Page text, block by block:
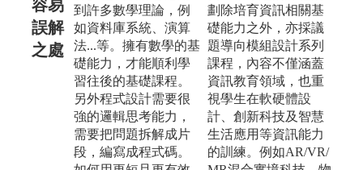
容易
誤解
之處
到許多數學理論，例
如資料庫系統、演算
法...等。擁有數學的基
礎能力，才能順利學
習往後的基礎課程。
另外程式設計需要很
強的邏輯思考能力，
需要把問題拆解成片
段，編寫成程式碼。
劃除培育資訊相關基
礎能力之外，亦採議
題導向模組設計系列
課程，內容不僅涵蓋
資訊教育領域，也重
視學生在軟硬體設
計、創新科技及智慧
生活應用等資訊能力
的訓練。例如AR/VR/